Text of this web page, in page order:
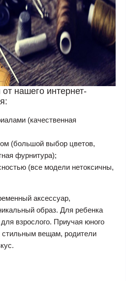
нашего интернет-
(качественная
(большой выбор цветов,
фурнитура);
(все модели нетоксичны,
аксессуар,
образ. Для ребенка
взрослого. Приучая юного
вещам, родители